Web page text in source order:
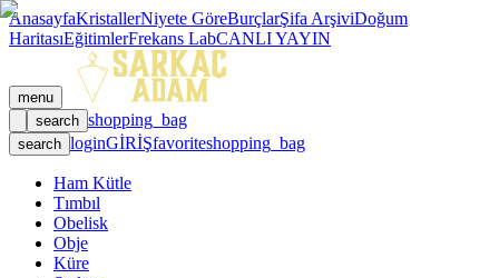
AnasayfaKristallerNiyete GöreBurçlarŞifa ArşiviDoğum
HaritasıEğitimlerFrekans LabCANLI YAYIN
menu
search shopping_bag
search loginGİRİŞfavoriteshopping_bag
Ham Kütle
Tımbıl
Obelisk
Obje
Küre